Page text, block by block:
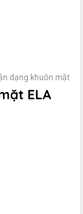
dạng khuôn mặt
ELA